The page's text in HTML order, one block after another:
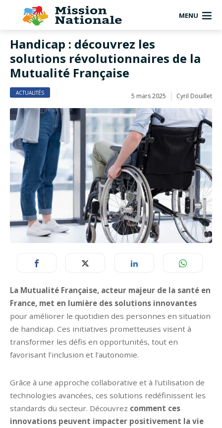
MENU
Handicap : découvrez les
solutions révolutionnaires de la
Mutualité Française
ACTUALITÉS 5 mars 2025 Cyril Douillet
La Mutualité Française, acteur majeur de la santé en
France, met en lumière des solutions innovantes
pour améliorer le quotidien des personnes en situation
de handicap. Ces initiatives prometteuses visent à
transformer les défis en opportunités, tout en
favorisant l’inclusion et l’autonomie.
Grâce à une approche collaborative et à l’utilisation de
technologies avancées, ces solutions redéfinissent les
standards du secteur. Découvrez comment ces
innovations peuvent impacter positivement la vie